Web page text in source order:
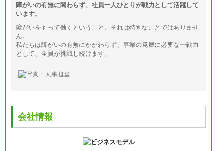
障がいの有無に関わらず、社員一人ひとりが戦力として活躍して
います。
障がいをもって働くということ、それは特別なことではありませ
ん。
私たちは障がいの有無にかかわらず、事業の発展に必要な一戦力
として、全員が挑戦し続けます。
会社情報